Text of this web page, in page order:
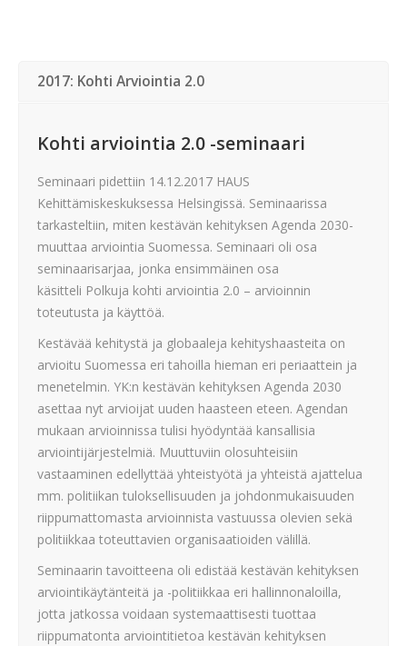
2017: Kohti Arviointia 2.0
Kohti arviointia 2.0 -seminaari
Seminaari pidettiin 14.12.2017 HAUS
Kehittämiskeskuksessa Helsingissä. Seminaarissa
tarkasteltiin, miten kestävän kehityksen Agenda 2030-
muuttaa arviointia Suomessa. Seminaari oli osa
seminaarisarjaa, jonka ensimmäinen osa
käsitteli Polkuja kohti arviointia 2.0 – arvioinnin
toteutusta ja käyttöä.
Kestävää kehitystä ja globaaleja kehityshaasteita on
arvioitu Suomessa eri tahoilla hieman eri periaattein ja
menetelmin. YK:n kestävän kehityksen Agenda 2030
asettaa nyt arvioijat uuden haasteen eteen. Agendan
mukaan arvioinnissa tulisi hyödyntää kansallisia
arviointijärjestelmiä. Muuttuviin olosuhteisiin
vastaaminen edellyttää yhteistyötä ja yhteistä ajattelua
mm. politiikan tuloksellisuuden ja johdonmukaisuuden
riippumattomasta arvioinnista vastuussa olevien sekä
politiikkaa toteuttavien organisaatioiden välillä.
Seminaarin tavoitteena oli edistää kestävän kehityksen
arviointikäytänteitä ja -politiikkaa eri hallinnonaloilla,
jotta jatkossa voidaan systemaattisesti tuottaa
riippumatonta arviointitietoa kestävän kehityksen